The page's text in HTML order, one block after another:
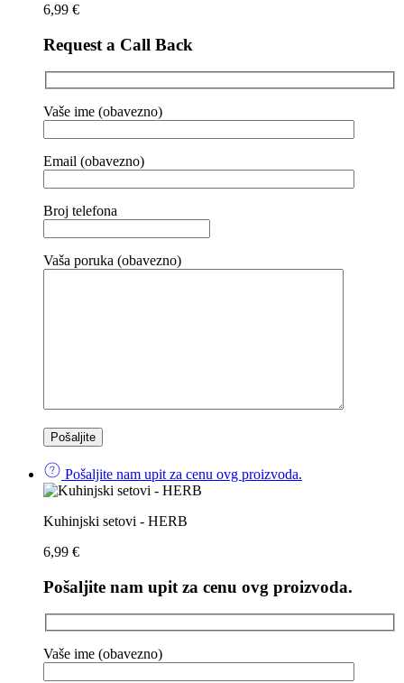
6,99 €
Request a Call Back
Vaše ime (obavezno)
Email (obavezno)
Broj telefona
Vaša poruka (obavezno)
Pošaljite nam upit za cenu ovg proizvoda.
Kuhinjski setovi - HERB
6,99 €
Pošaljite nam upit za cenu ovg proizvoda.
Vaše ime (obavezno)